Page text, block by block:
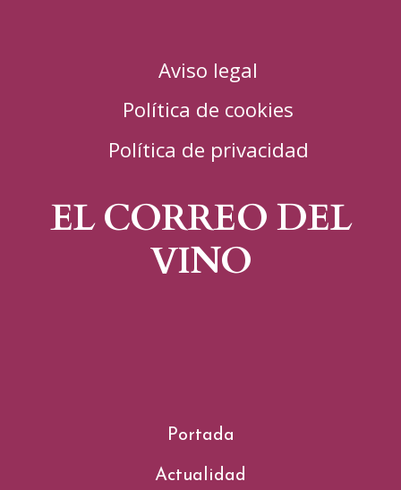
Aviso legal
Política de cookies
Política de privacidad
EL CORREO DEL
VINO
Portada
Actualidad